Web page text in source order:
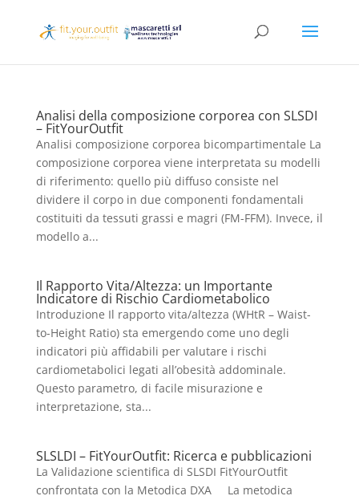
Analisi della composizione corporea con SLSDI
– FitYourOutfit
Analisi composizione corporea bicompartimentale La
composizione corporea viene interpretata su modelli
di riferimento: quello più diffuso consiste nel
dividere il corpo in due componenti fondamentali
costituiti da tessuti grassi e magri (FM-FFM). Invece, il
modello a...
Il Rapporto Vita/Altezza: un Importante
Indicatore di Rischio Cardiometabolico
Introduzione Il rapporto vita/altezza (WHtR – Waist-
to-Height Ratio) sta emergendo come uno degli
indicatori più affidabili per valutare i rischi
cardiometabolici legati all’obesità addominale.
Questo parametro, di facile misurazione e
interpretazione, sta...
SLSLDI – FitYourOutfit: Ricerca e pubblicazioni
La Validazione scientifica di SLSDI FitYourOutfit
confrontata con la Metodica DXA La metodica